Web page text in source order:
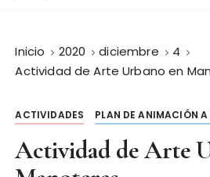
Inicio 2020 diciembre
4
Actividad de Arte Urbano en
ACTIVIDADES PLAN DE ANIMACIÓN
Actividad de Arte